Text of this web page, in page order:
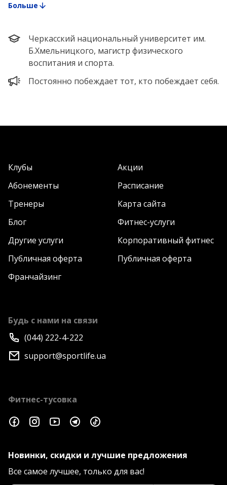
Больше
Черкасский национальный университет им.
Б.Хмельницкого, магистр физического
воспитания и спорта.
Постоянно побеждает тот, кто побеждает себя.
Клубы
Акции
Абонементы
Расписание
Тренеры
Карта сайта
Блог
Фитнес-услуги
Другие услуги
Корпоративный фитнес
Публичная оферта
Публичная оферта
Франчайзинг
Будь с нами на связи
(044) 222-4-222
support@sportlife.ua
Фитнес-тусовка
Новинки, скидки и лучшие предложения
Все самое лучшее, только для вас!